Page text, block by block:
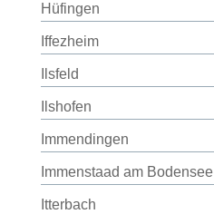
Hüfingen
Iffezheim
Ilsfeld
Ilshofen
Immendingen
Immenstaad am Bodensee
Itterbach